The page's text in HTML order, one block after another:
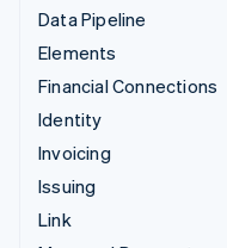
Data Pipeline
Elements
Financial Connections
Identity
Invoicing
Issuing
Link